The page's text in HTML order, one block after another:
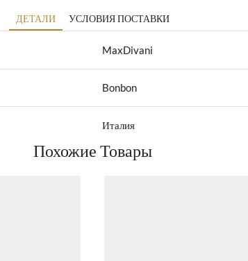
ДЕТАЛИ УСЛОВИЯ ПОСТАВКИ
MaxDivani
Bonbon
Италия
Похожие Товары